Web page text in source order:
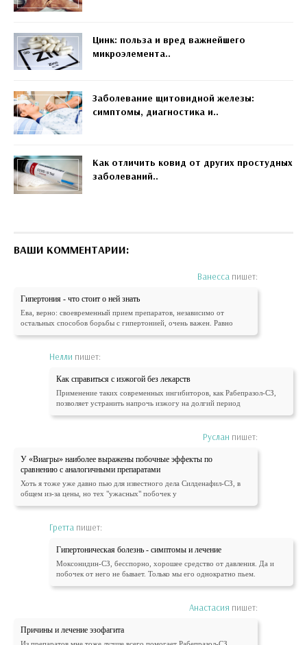
Цинк: польза и вред важнейшего
микроэлемента..
Заболевание щитовидной железы:
симптомы, диагностика и..
Как отличить ковид от других простудных
заболеваний..
ВАШИ КОММЕНТАРИИ:
Ванесса пишет:
Гипертония - что стоит о ней знать
Ева, верно: своевременный прием препаратов, независимо от
остальных способов борьбы с гипертонией, очень важен. Равно
Нелли пишет:
Как справиться с изжогой без лекарств
Применение таких современных ингибиторов, как Рабепразол-СЗ,
позволяет устранить напрочь изжогу на долгий период
Руслан пишет:
У «Виагры» наиболее выражены побочные эффекты по
сравнению с аналогичными препаратами
Хоть я тоже уже давно пью для известного дела Силденафил-СЗ, в
общем из-за цены, но тех "ужасных" побочек у
Гретта пишет:
Гипертоническая болезнь - симптомы и лечение
Моксонидин-СЗ, бесспорно, хорошее средство от давления. Да и
побочек от него не бывает. Только мы его однократно пьем.
Анастасия пишет:
Причины и лечение эзофагита